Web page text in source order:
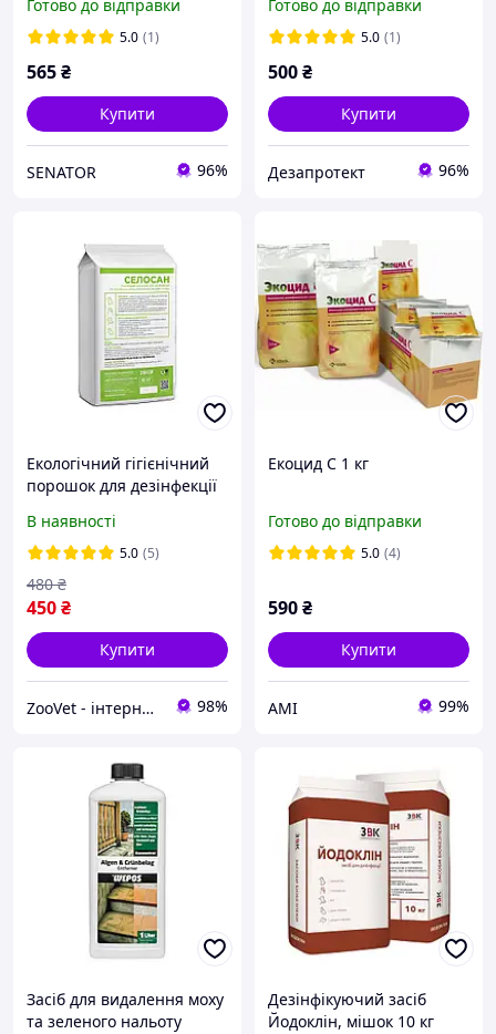
бактеріальних хвороб, 1л
Biogreen
Готово до відправки
5.0 (1)
565₴
Купити
SENATOR 96%
Готово до відправки
5.0 (1)
500₴
Купити
Дезапротект 96%
Екологічний гігієнічний
порошок для дезінфекції
кг ЗВК
В наявності
5.0 (5)
450₴
480 ₴
Купити
ZooVet - інтернет зоомагазин самих низьких цін - Zoovetbaza.com.ua 98%
Екоцид С 1 кг
Готово до відправки
5.0 (4)
590₴
Купити
АМІ 99%
Засіб для видалення моху
та зеленого нальоту
Дезінфікуючий засіб
Йодоклін, мішок 10 кг